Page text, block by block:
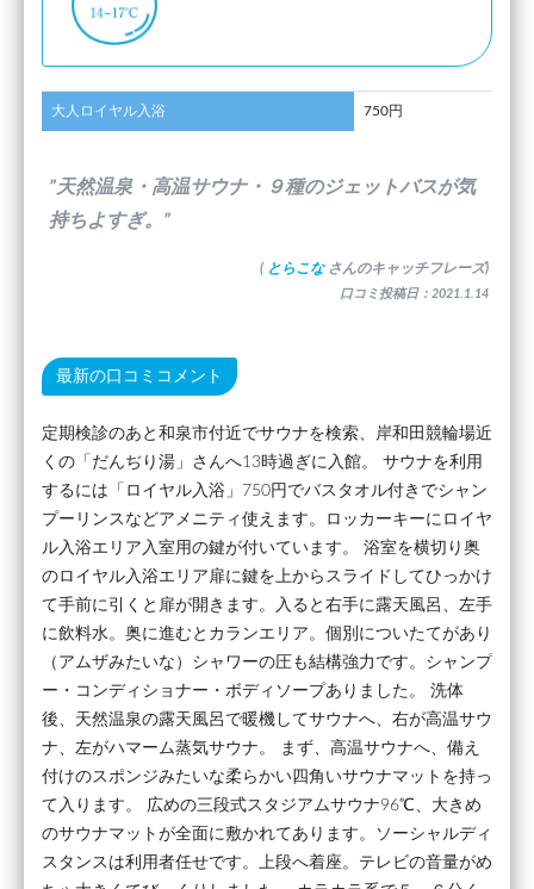
大人ロイヤル入浴 750円
”天然温泉・高温サウナ・９種のジェットバスが気
持ちよすぎ。”
( とらこな さんのキャッチフレーズ)
口コミ投稿日：2021.1.14
最新の口コミコメント
定期検診のあと和泉市付近でサウナを検索、岸和田競輪場近
くの「だんぢり湯」さんへ13時過ぎに入館。 サウナを利用
するには「ロイヤル入浴」750円でバスタオル付きでシャン
プーリンスなどアメニティ使えます。ロッカーキーにロイヤ
ル入浴エリア入室用の鍵が付いています。 浴室を横切り奥
のロイヤル入浴エリア扉に鍵を上からスライドしてひっかけ
て手前に引くと扉が開きます。入ると右手に露天風呂、左手
に飲料水。奥に進むとカランエリア。個別についたてがあり
（アムザみたいな）シャワーの圧も結構強力です。シャンプ
ー・コンディショナー・ボディソープありました。 洗体
後、天然温泉の露天風呂で暖機してサウナへ、右が高温サウ
ナ、左がハマーム蒸気サウナ。 まず、高温サウナへ、備え
付けのスポンジみたいな柔らかい四角いサウナマットを持っ
て入ります。 広めの三段式スタジアムサウナ96℃、大きめ
のサウナマットが全面に敷かれてあります。ソーシャルディ
スタンスは利用者任せです。上段へ着座。テレビの音量がめ